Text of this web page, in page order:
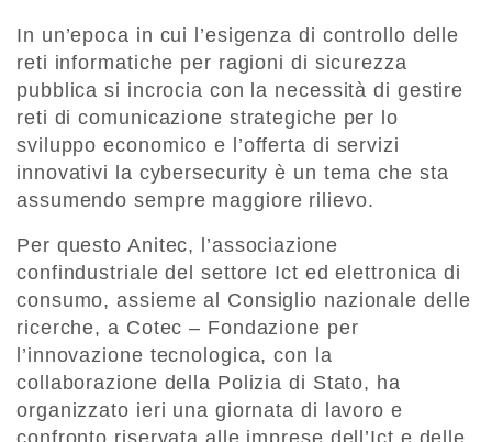
In un’epoca in cui l’esigenza di controllo delle
reti informatiche per ragioni di sicurezza
pubblica si incrocia con la necessità di gestire
reti di comunicazione strategiche per lo
sviluppo economico e l’offerta di servizi
innovativi la cybersecurity è un tema che sta
assumendo sempre maggiore rilievo.
Per questo Anitec, l’associazione
confindustriale del settore Ict ed elettronica di
consumo, assieme al Consiglio nazionale delle
ricerche, a Cotec – Fondazione per
l’innovazione tecnologica, con la
collaborazione della Polizia di Stato, ha
organizzato ieri una giornata di lavoro e